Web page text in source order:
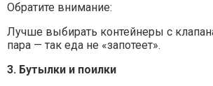
Обратите внимание:
Лучше выбирать контейнеры с
пара — так еда не «запотеет».
3. Бутылки и поилки